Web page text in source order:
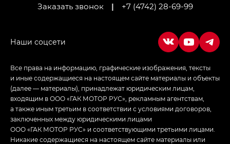
Empow — Эмпау (Empow) в комплектации
Заказать звонок
| +7 (4742) 28-69-99
Все права на информацию, графические изображения, тексты
и иные содержащиеся на настоящем сайте материалы и объекты
(далее — материалы), принадлежат юридическим лицам,
входящим в ООО «ГАК МОТОР РУС», рекламным агентствам,
а также иным третьим в соответствии с условиями договоров,
заключенных между юридическими лицами
ООО «ГАК МОТОР РУС» и соответствующими третьими лицами.
Никакие содержащиеся на настоящем сайте материалы или